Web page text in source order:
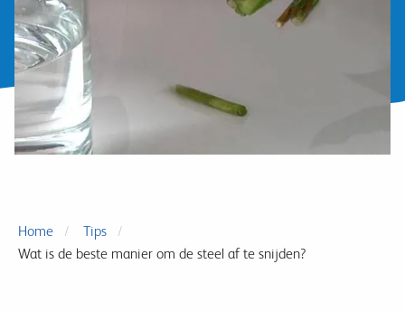
Home
Tips
Wat is de beste manier om de steel af te snijden?